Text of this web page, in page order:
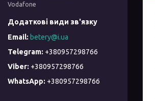
Vodafone
betery@i.ua
+380957298766
+380957298766
+380957298766